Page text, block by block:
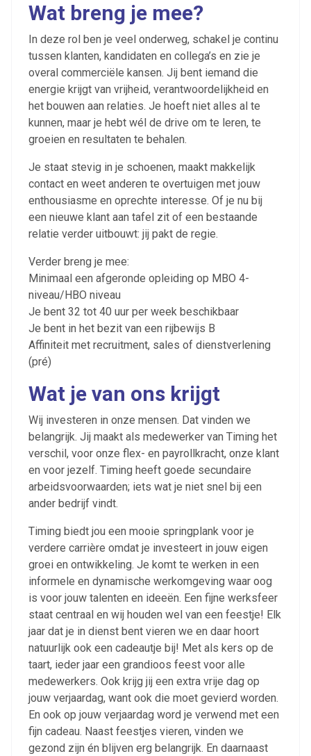
Wat breng je mee?
In deze rol ben je veel onderweg, schakel je continu
tussen klanten, kandidaten en collega’s en zie je
overal commerciële kansen. Jij bent iemand die
energie krijgt van vrijheid, verantwoordelijkheid en
het bouwen aan relaties. Je hoeft niet alles al te
kunnen, maar je hebt wél de drive om te leren, te
groeien en resultaten te behalen.
Je staat stevig in je schoenen, maakt makkelijk
contact en weet anderen te overtuigen met jouw
enthousiasme en oprechte interesse. Of je nu bij
een nieuwe klant aan tafel zit of een bestaande
relatie verder uitbouwt: jij pakt de regie.
Verder breng je mee:
Minimaal een afgeronde opleiding op MBO 4-
niveau/HBO niveau
Je bent 32 tot 40 uur per week beschikbaar
Je bent in het bezit van een rijbewijs B
Affiniteit met recruitment, sales of dienstverlening
(pré)
Wat je van ons krijgt
Wij investeren in onze mensen. Dat vinden we
belangrijk. Jij maakt als medewerker van Timing het
verschil, voor onze flex- en payrollkracht, onze klant
en voor jezelf. Timing heeft goede secundaire
arbeidsvoorwaarden; iets wat je niet snel bij een
ander bedrijf vindt.
Timing biedt jou een mooie springplank voor je
verdere carrière omdat je investeert in jouw eigen
groei en ontwikkeling. Je komt te werken in een
informele en dynamische werkomgeving waar oog
is voor jouw talenten en ideeën. Een fijne werksfeer
staat centraal en wij houden wel van een feestje! Elk
jaar dat je in dienst bent vieren we en daar hoort
natuurlijk ook een cadeautje bij! Met als kers op de
taart, ieder jaar een grandioos feest voor alle
medewerkers. Ook krijg jij een extra vrije dag op
jouw verjaardag, want ook die moet gevierd worden.
En ook op jouw verjaardag word je verwend met een
fijn cadeau. Naast feestjes vieren, vinden we
gezond zijn én blijven erg belangrijk. En daarnaast